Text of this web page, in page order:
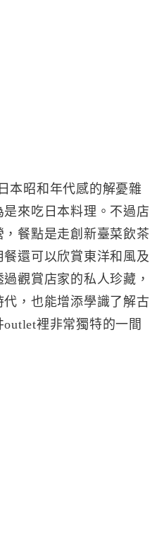
本昭和年代感的解憂雜
來吃日本料理。不過店
餐點是走創新臺菜飲茶
還可以欣賞東洋和風及
觀賞店家的私人珍藏，
，也能增添學識了解古
裡非常獨特的一間